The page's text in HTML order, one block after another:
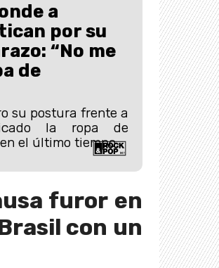
a
por su
“No me
de
su postura frente a
la ropa de
el último tiempo.
furor en
con un